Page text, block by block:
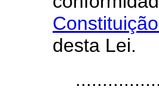
desta Lei.